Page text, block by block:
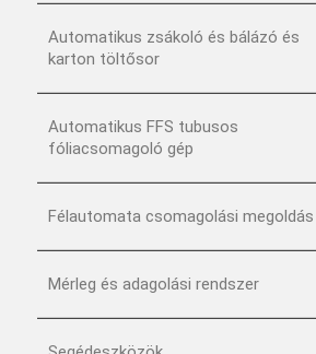
Automatikus zsákoló és bálázó és
karton töltősor
Automatikus FFS tubusos
fóliacsomagoló gép
Félautomata csomagolási megoldás
Mérleg és adagolási rendszer